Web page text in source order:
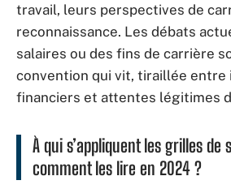
travail, leurs perspectives de
reconnaissance. Les débats
salaires ou des fins de carrière
convention qui vit, tiraillée entre
financiers et attentes légitimes
À qui s’appliquent les grilles de
comment les lire en 2024 ?